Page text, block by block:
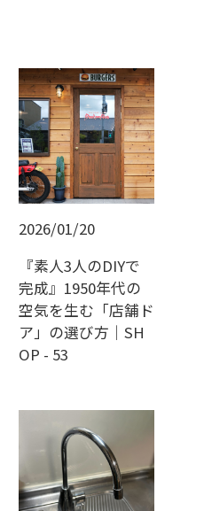
2026/01/20
『素人3人のDIYで
完成』1950年代の
空気を生む「店舗ド
ア」の選び方｜SH
OP - 53